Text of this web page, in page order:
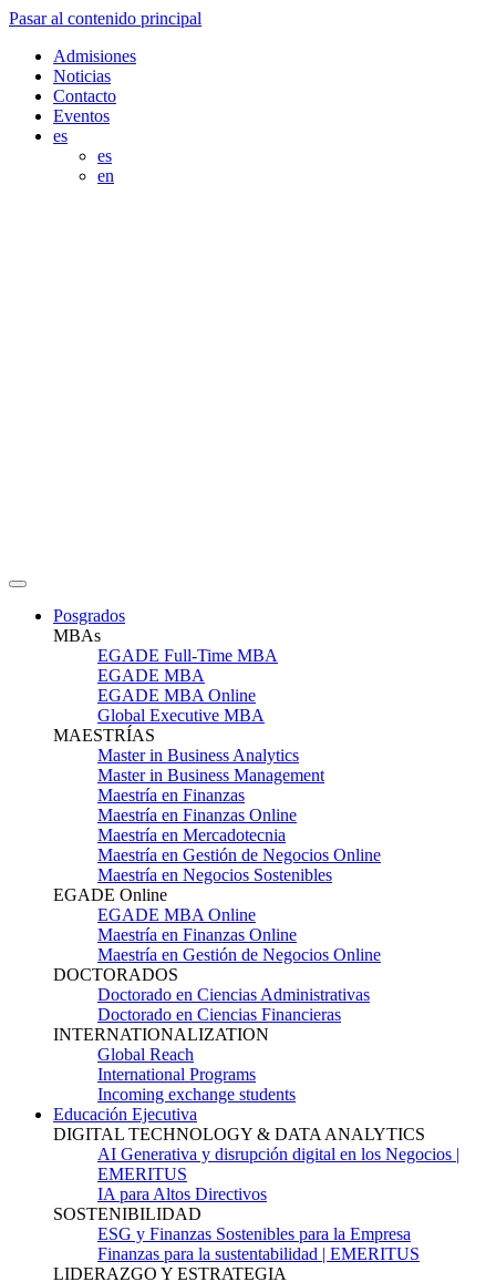
Pasar al contenido principal
Admisiones
Noticias
Contacto
Eventos
es
es
en
Posgrados
MBAs
EGADE Full-Time MBA
EGADE MBA
EGADE MBA Online
Global Executive MBA
MAESTRÍAS
Master in Business Analytics
Master in Business Management
Maestría en Finanzas
Maestría en Finanzas Online
Maestría en Mercadotecnia
Maestría en Gestión de Negocios Online
Maestría en Negocios Sostenibles
EGADE Online
EGADE MBA Online
Maestría en Finanzas Online
Maestría en Gestión de Negocios Online
DOCTORADOS
Doctorado en Ciencias Administrativas
Doctorado en Ciencias Financieras
INTERNATIONALIZATION
Global Reach
International Programs
Incoming exchange students
Educación Ejecutiva
DIGITAL TECHNOLOGY & DATA ANALYTICS
AI Generativa y disrupción digital en los Negocios |
EMERITUS
IA para Altos Directivos
SOSTENIBILIDAD
ESG y Finanzas Sostenibles para la Empresa
Finanzas para la sustentabilidad | EMERITUS
LIDERAZGO Y ESTRATEGIA